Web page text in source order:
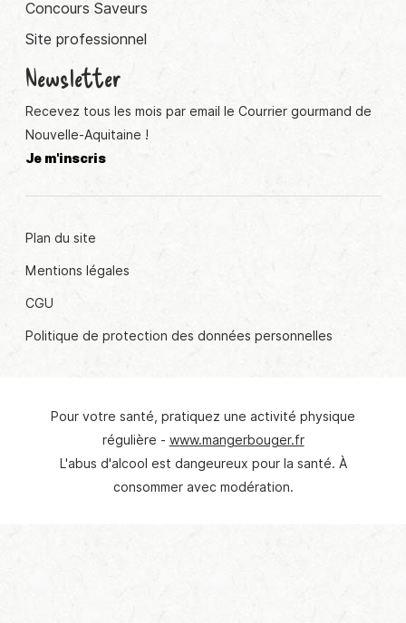
Concours Saveurs
Site professionnel
Newsletter
Recevez tous les mois par email le Courrier gourmand de
Nouvelle-Aquitaine !
Je m'inscris
Plan du site
Mentions légales
CGU
Politique de protection des données personnelles
Pour votre santé, pratiquez une activité physique
régulière - www.mangerbouger.fr
L'abus d'alcool est dangeureux pour la santé. À
consommer avec modération.